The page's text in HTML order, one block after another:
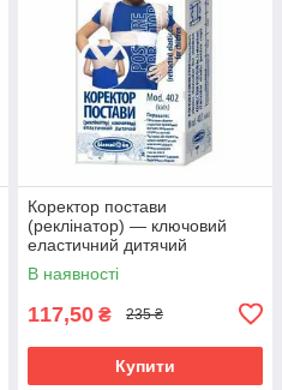
Коректор постави
(реклінатор) — ключовий
еластичний дитячий
(Mod:402-kids) Білосніжка
В наявності
117,50 ₴ 235 ₴
Купити